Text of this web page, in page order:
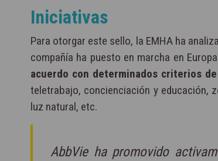
Iniciativas
Para otorgar este sello, la EMHA ha
compañía ha puesto en marcha en
acuerdo con determinados criterios
teletrabajo, concienciación y educación,
luz natural, etc.
AbbVie ha promovido